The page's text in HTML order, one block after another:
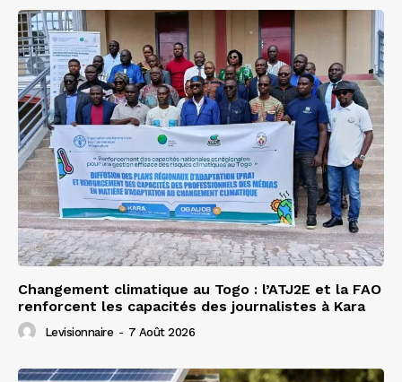
Changement climatique au Togo : l’ATJ2E et la FAO
renforcent les capacités des journalistes à Kara
Levisionnaire - 7 Août 2026